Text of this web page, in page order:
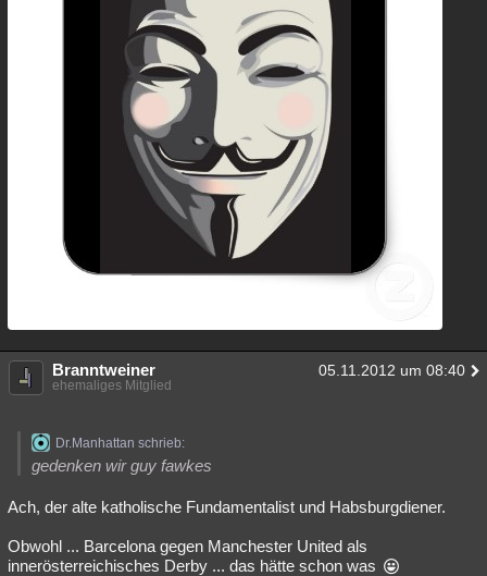
Branntweiner 05.11.2012 um 08:40
ehemaliges Mitglied
Dr.Manhattan schrieb:
gedenken wir guy fawkes
Ach, der alte katholische Fundamentalist und Habsburgdiener.
Obwohl ... Barcelona gegen Manchester United als
innerösterreichisches Derby ... das hätte schon was